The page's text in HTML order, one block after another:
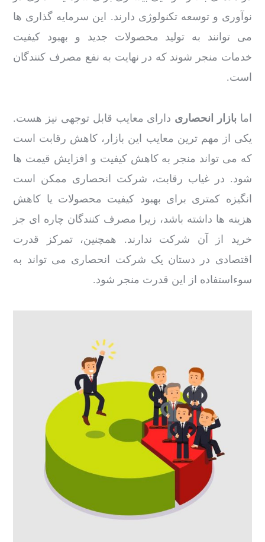
نوآوری و توسعه تکنولوژی دارند. این سرمایه گذاری ها
می توانند به تولید محصولات جدید و بهبود کیفیت
خدمات منجر شوند که در نهایت به نفع مصرف کنندگان
است.
امابازار انحصاری دارای معایب قابل توجهی نیز هست.
یکی از مهم ترین معایب این بازار، کاهش رقابت است
که می تواند منجر به کاهش کیفیت و افزایش قیمت ها
شود. در غیاب رقابت، شرکت انحصاری ممکن است
انگیزه کمتری برای بهبود کیفیت محصولات یا کاهش
هزینه ها داشته باشد، زیرا مصرف کنندگان چاره ای جز
خرید از آن شرکت ندارند. همچنین، تمرکز قدرت
اقتصادی در دستان یک شرکت انحصاری می تواند به
سوءاستفاده از این قدرت منجر شود.